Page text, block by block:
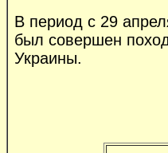
В период с 29
был совершен
Украины.